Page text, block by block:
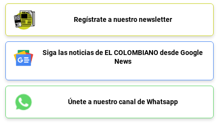
Regístrate a nuestro newsletter
Siga las noticias de EL COLOMBIANO desde Google
News
Únete a nuestro canal de Whatsapp